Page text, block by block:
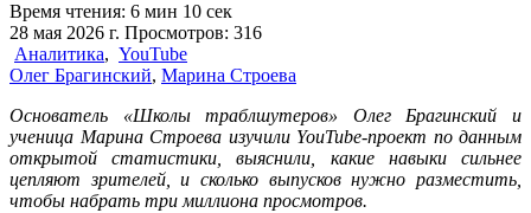
Время чтения: 6 мин 10 сек
28 мая 2026 г. Просмотров: 316
Аналитика, YouTube
Олег Брагинский, Марина Строева
Основатель «Школы траблшутеров» Олег Брагинский и
ученица Марина Строева изучили YouTube-проект по данным
открытой статистики, выяснили, какие навыки сильнее
цепляют зрителей, и сколько выпусков нужно разместить,
чтобы набрать три миллиона просмотров.